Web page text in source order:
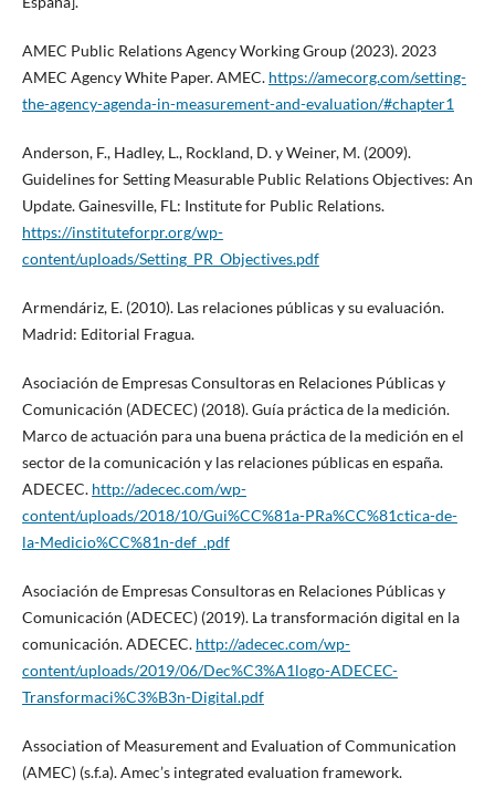
AMEC Public Relations Agency Working Group (2023). 2023
AMEC Agency White Paper. AMEC. https://amecorg.com/setting-
the-agency-agenda-in-measurement-and-evaluation/#chapter1
Anderson, F., Hadley, L., Rockland, D. y Weiner, M. (2009).
Guidelines for Setting Measurable Public Relations Objectives: An
Update. Gainesville, FL: Institute for Public Relations.
https://instituteforpr.org/wp-
content/uploads/Setting_PR_Objectives.pdf
Armendáriz, E. (2010). Las relaciones públicas y su evaluación.
Madrid: Editorial Fragua.
Asociación de Empresas Consultoras en Relaciones Públicas y
Comunicación (ADECEC) (2018). Guía práctica de la medición.
Marco de actuación para una buena práctica de la medición en el
sector de la comunicación y las relaciones públicas en españa.
ADECEC. http://adecec.com/wp-
content/uploads/2018/10/Gui%CC%81a-PRa%CC%81ctica-de-
la-Medicio%CC%81n-def_.pdf
Asociación de Empresas Consultoras en Relaciones Públicas y
Comunicación (ADECEC) (2019). La transformación digital en la
comunicación. ADECEC. http://adecec.com/wp-
content/uploads/2019/06/Dec%C3%A1logo-ADECEC-
Transformaci%C3%B3n-Digital.pdf
Association of Measurement and Evaluation of Communication
(AMEC) (s.f.a). Amec’s integrated evaluation framework.